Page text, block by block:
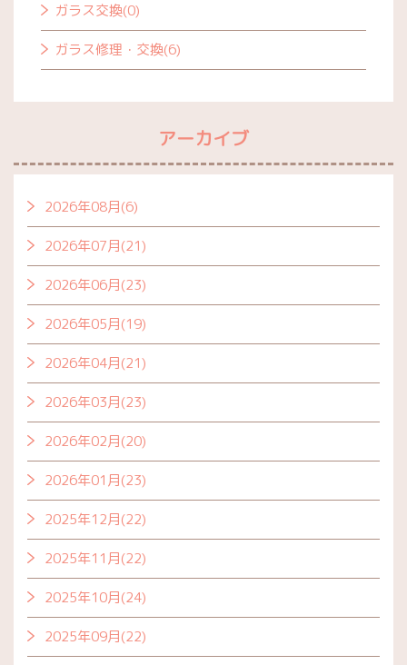
ガラス交換(0)
ガラス修理・交換(6)
アーカイブ
2026年08月(6)
2026年07月(21)
2026年06月(23)
2026年05月(19)
2026年04月(21)
2026年03月(23)
2026年02月(20)
2026年01月(23)
2025年12月(22)
2025年11月(22)
2025年10月(24)
2025年09月(22)